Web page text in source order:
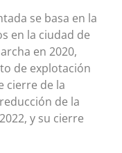
se basa en la
en la ciudad de
en 2020,
de explotación
cierre de la
de la
y su cierre